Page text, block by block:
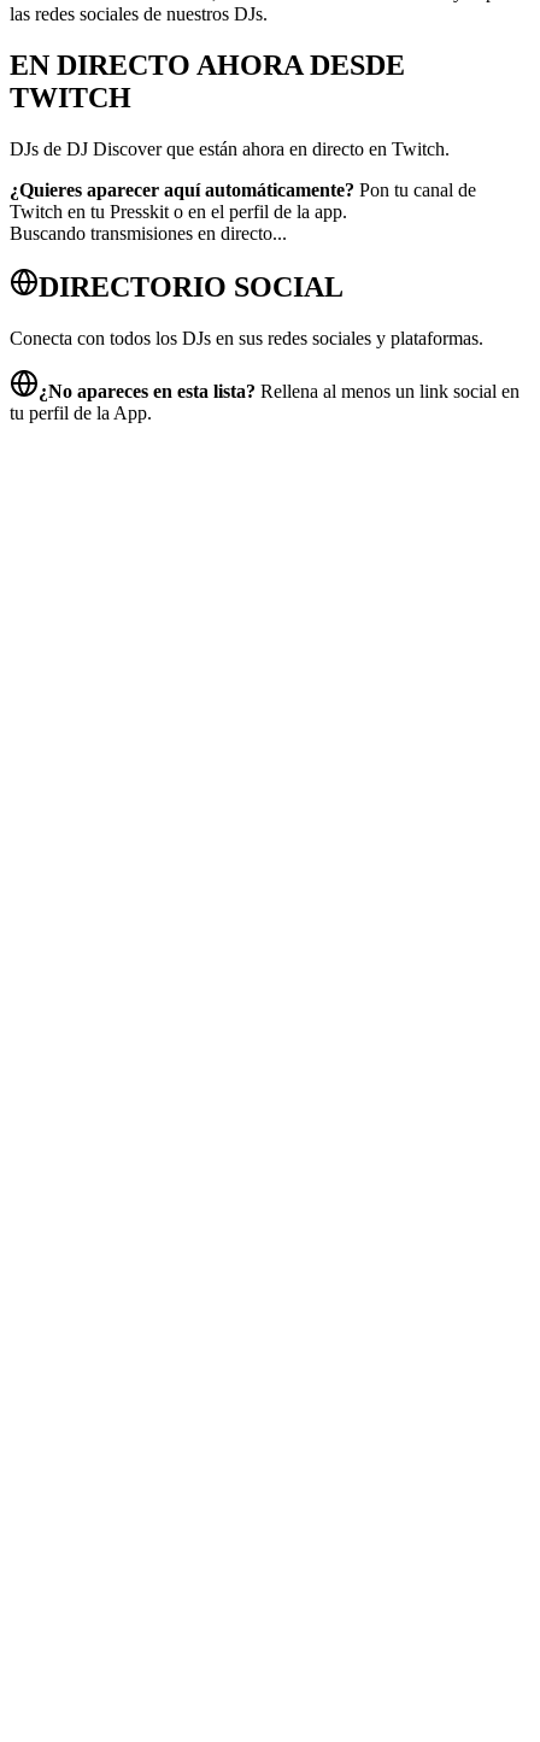
las redes sociales de nuestros DJs.
EN DIRECTO AHORA DESDE
TWITCH
DJs de DJ Discover que están ahora en directo en Twitch.
¿Quieres aparecer aquí automáticamente? Pon tu canal de
Twitch en tu Presskit o en el perfil de la app.
Buscando transmisiones en directo...
DIRECTORIO SOCIAL
Conecta con todos los DJs en sus redes sociales y plataformas.
¿No apareces en esta lista? Rellena al menos un link social en
tu perfil de la App.